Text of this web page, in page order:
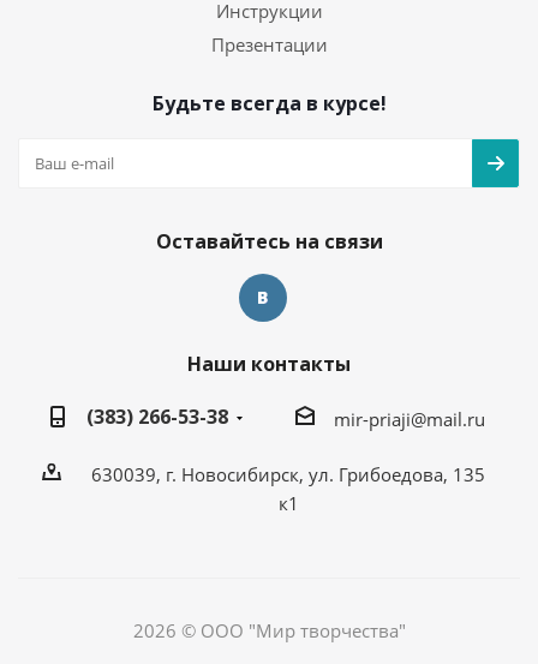
Инструкции
Презентации
Будьте всегда в курсе!
Оставайтесь на связи
Наши контакты
(383) 266-53-38
mir-priaji@mail.ru
630039, г. Новосибирск, ул. Грибоедова, 135
к1
2026 © ООО "Мир творчества"